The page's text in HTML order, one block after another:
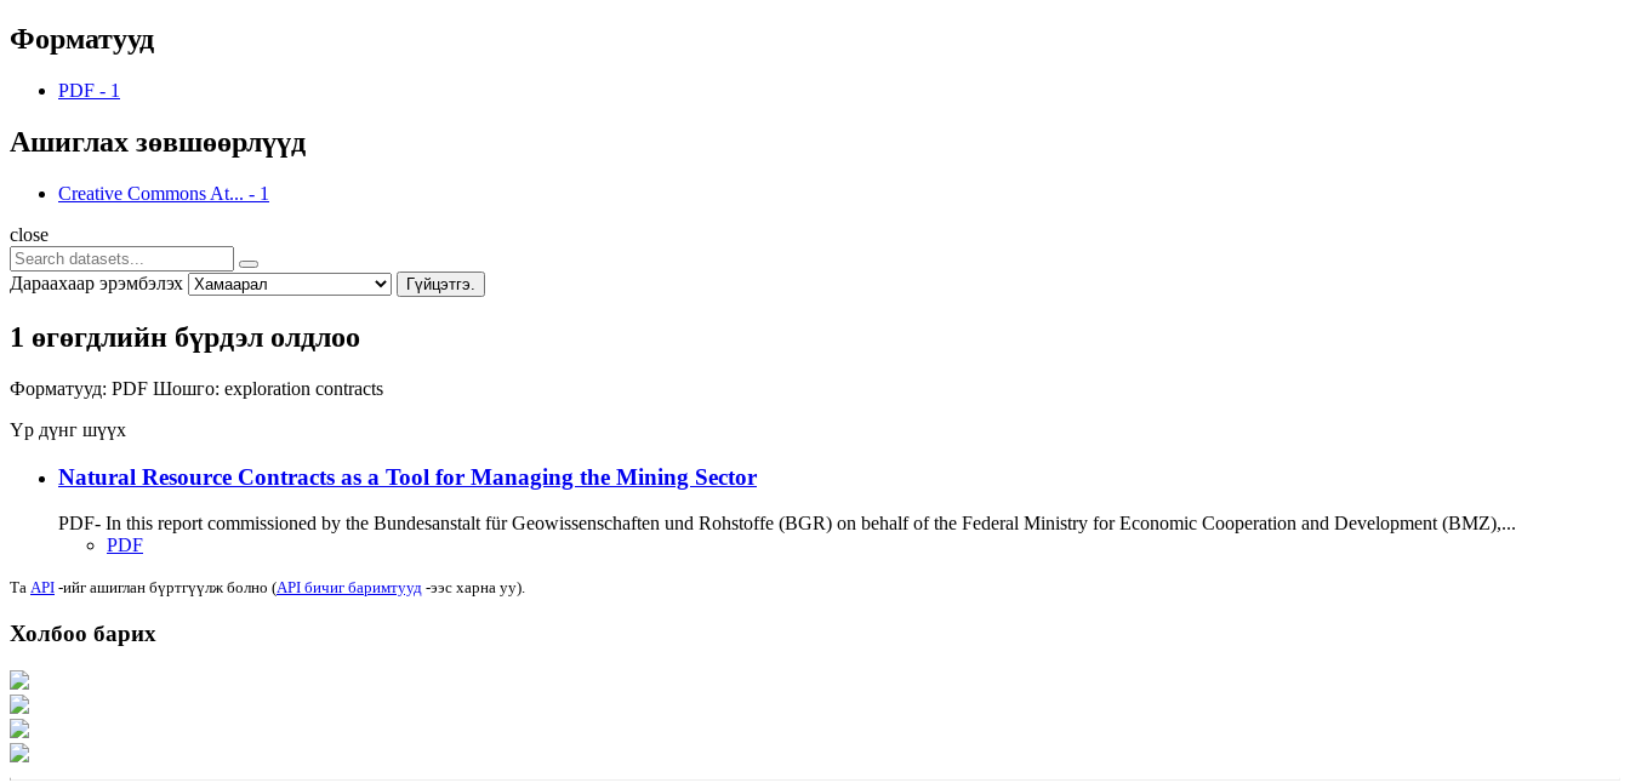
Форматууд
PDF - 1
Ашиглах зөвшөөрлүүд
Creative Commons At... - 1
close
Дараахаар эрэмбэлэх Гүйцэтгэ.
1 өгөгдлийн бүрдэл олдлоо
Форматууд: PDF Шошго: exploration contracts
Үр дүнг шүүх
Natural Resource Contracts as a Tool for Managing the Mining Sector
PDF- In this report commissioned by the Bundesanstalt für Geowissenschaften und Rohstoffe (BGR) on behalf of the Federal Ministry for Economic Cooperation and Development (BMZ),...
PDF
Та API -ийг ашиглан бүртгүүлж болно (API бичиг баримтууд -ээс харна уу).
Холбоо барих